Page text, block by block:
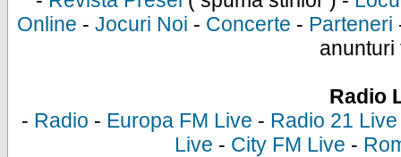
Online - Jocuri Noi - Concerte - Parteneri
anunturi
Radio
- Radio - Europa FM Live - Radio 21 Live
Live - City FM Live -